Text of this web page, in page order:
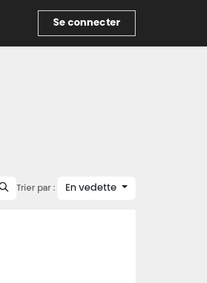
Se connecter
Trier par : En vedette